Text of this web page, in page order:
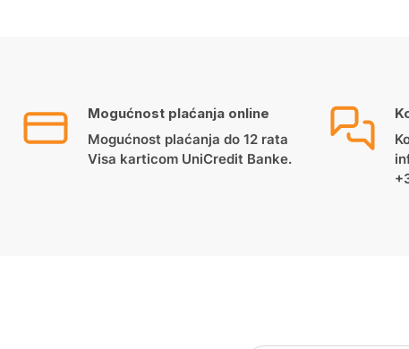
Mogućnost plaćanja online
Mogućnost plaćanja do 12 rata
Visa karticom UniCredit Banke.